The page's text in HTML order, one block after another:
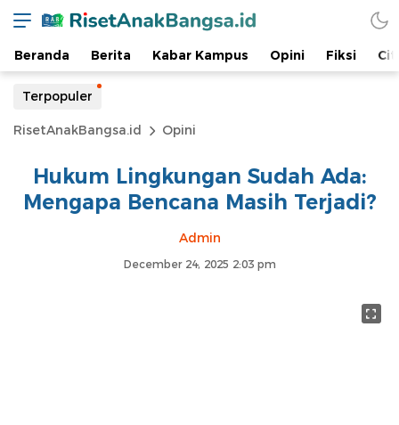
Beranda Berita Kabar Kampus Opini Fiksi
Terpopuler
RisetAnakBangsa.id Opini
Hukum Lingkungan Sudah Ada:
Mengapa Bencana Masih Terjadi?
Admin
December 24, 2025 2:03 pm